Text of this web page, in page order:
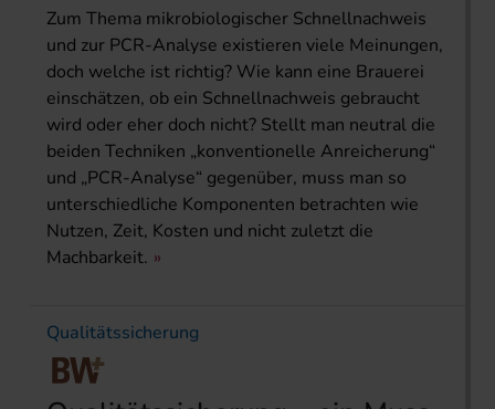
Zum Thema mikrobiologischer Schnellnachweis
und zur PCR-Analyse existieren viele Meinungen,
doch welche ist richtig? Wie kann eine Brauerei
einschätzen, ob ein Schnellnachweis gebraucht
wird oder eher doch nicht? Stellt man neutral die
beiden Techniken „konventionelle Anreicherung“
und „PCR-Analyse“ gegenüber, muss man so
unterschiedliche Komponenten betrachten wie
Nutzen, Zeit, Kosten und nicht zuletzt die
Machbarkeit.
Qualitätssicherung